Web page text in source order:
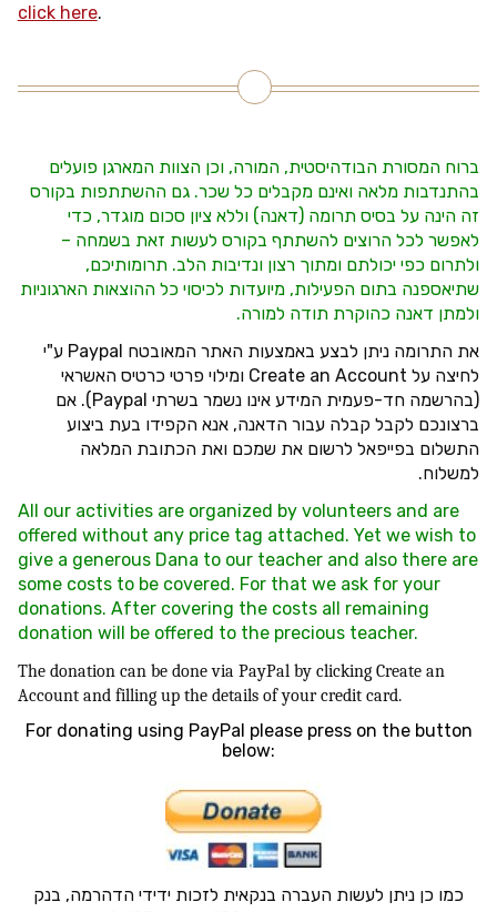
click here.
ברוח המסורת הבודהיסטית, המורה, וכן הצוות המארגן פועלים
בהתנדבות מלאה ואינם מקבלים כל שכר. גם ההשתתפות בקורס
זה הינה על בסיס תרומה (דאנה) וללא ציון סכום מוגדר, כדי
לאפשר לכל הרוצים להשתתף בקורס לעשות זאת בשמחה –
ולתרום כפי יכולתם ומתוך רצון ונדיבות הלב. תרומותיכם,
שתיאספנה בתום הפעילות, מיועדות לכיסוי כל ההוצאות הארגוניות
ולמתן דאנה כהוקרת תודה למורה.
את התרומה ניתן לבצע באמצעות האתר המאובטח Paypal ע"י
לחיצה על Create an Account ומילוי פרטי כרטיס האשראי
(בהרשמה חד-פעמית המידע אינו נשמר בשרתי Paypal). אם
ברצונכם לקבל קבלה עבור הדאנה, אנא הקפידו בעת ביצוע
התשלום בפייפאל לרשום את שמכם ואת הכתובת המלאה
למשלוח.
All our activities are organized by volunteers and are
offered without any price tag attached. Yet we wish to
give a generous Dana to our teacher and also there are
some costs to be covered. For that we ask for your
donations. After covering the costs all remaining
donation will be offered to the precious teacher.
The donation can be done via PayPal by clicking Create an
Accountand filling up the details of your credit card.
For donating using PayPal please press on the button
below:
כמו כן ניתן לעשות העברה בנקאית לזכות ידידי הדהרמה, בנק